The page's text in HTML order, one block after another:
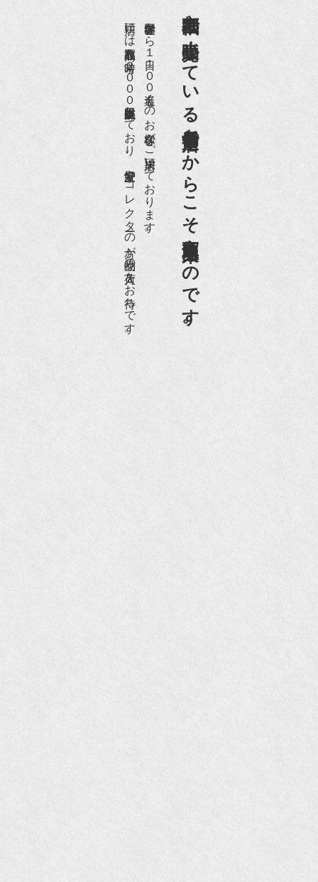
京都祇園で小売販売している
老舗骨董店だからこそ高価買取出来るのです。
世界各国から１日１００名近くのお客様がご来店頂いております。
店頭には買取商品を常時２０００点以上展示販売しており、
愛好家やコレクターの方が品物の入荷をお待ちです。